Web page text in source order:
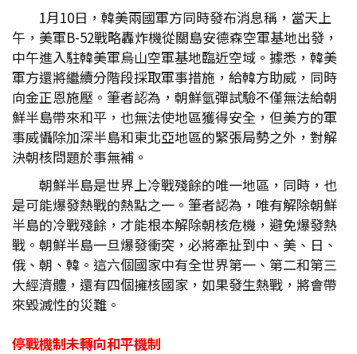
1月10日，韓美兩國軍方同時發布消息稱，當天上
午，美軍B-52戰略轟炸機從關島安德森空軍基地出發，
中午進入駐韓美軍烏山空軍基地臨近空域。據悉，韓美
軍方還將繼續分階段採取軍事措施，給韓方助威，同時
向金正恩施壓。筆者認為，朝鮮氫彈試驗不僅無法給朝
鮮半島帶來和平，也無法使地區獲得安全，但美方的軍
事威懾除加深半島和東北亞地區的緊張局勢之外，對解
決朝核問題於事無補。
朝鮮半島是世界上冷戰殘餘的唯一地區，同時，也
是可能爆發熱戰的熱點之一。筆者認為，唯有解除朝鮮
半島的冷戰殘餘，才能根本解除朝核危機，避免爆發熱
戰。朝鮮半島一旦爆發衝突，必將牽扯到中、美、日、
俄、朝、韓。這六個國家中有全世界第一、第二和第三
大經濟體，還有四個擁核國家，如果發生熱戰，將會帶
來毀滅性的災難。
停戰機制未轉向和平機制